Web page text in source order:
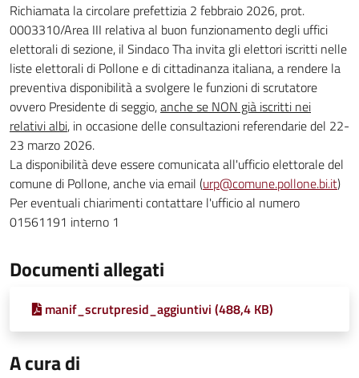
Richiamata la circolare prefettizia 2 febbraio 2026, prot.
0003310/Area III relativa al buon funzionamento degli uffici
elettorali di sezione, il Sindaco Tha invita gli elettori iscritti nelle
liste elettorali di Pollone e di cittadinanza italiana, a rendere la
preventiva disponibilità a svolgere le funzioni di scrutatore
ovvero Presidente di seggio,anche se NON già iscritti nei
relativi albi, in occasione delle consultazioni referendarie del 22-
23 marzo 2026.
La disponibilità deve essere comunicata all'ufficio elettorale del
comune di Pollone, anche via email (urp@comune.pollone.bi.it)
Per eventuali chiarimenti contattare l'ufficio al numero
01561191 interno 1
Documenti allegati
manif_scrutpresid_aggiuntivi (488,4 KB)
A cura di